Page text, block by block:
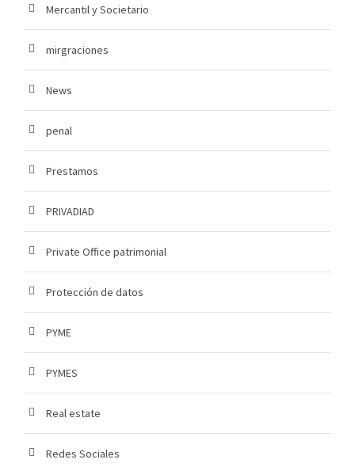
Mercantil y Societario
mirgraciones
News
penal
Prestamos
PRIVADIAD
Private Office patrimonial
Protección de datos
PYME
PYMES
Real estate
Redes Sociales